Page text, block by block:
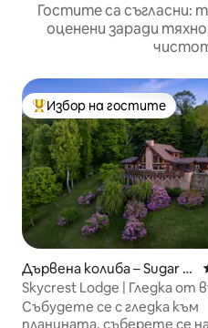
Гостите са съгласни:
оценени заради
Най-популярен избор на
Избор на гостите
Дървена колиба – Sugar G
rove
Skycrest Lodge | Гледка от
стая за игри, джакузи
Събудете се с гледка към
планината, съберете се